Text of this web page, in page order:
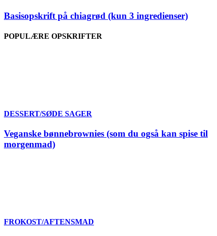
Basisopskrift på chiagrød (kun 3 ingredienser)
POPULÆRE OPSKRIFTER
DESSERT/SØDE SAGER
Veganske bønnebrownies (som du også kan spise til
morgenmad)
FROKOST/AFTENSMAD